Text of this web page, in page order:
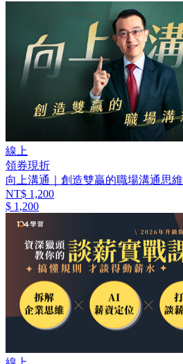
線上
領券現折
向上溝通｜創造雙贏的職場溝通思維
NT$ 1,200
$ 1,200